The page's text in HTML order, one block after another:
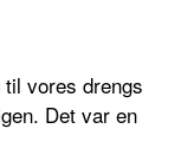
vores drengs
Det var en